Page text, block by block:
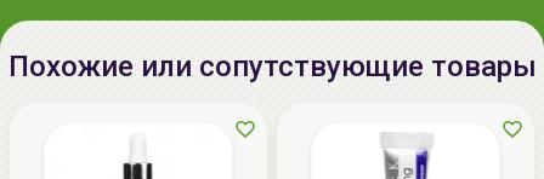
Похожие или сопутствующие товары